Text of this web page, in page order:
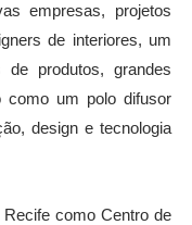
empresas, projetos
de interiores, um
de produtos, grandes
como um polo difusor
design e tecnologia
como Centro de